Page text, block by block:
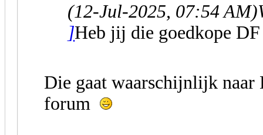
(12-Jul-2025, 07:54 AM)
]Heb jij die goedkope
Die gaat waarschijnlijk
forum